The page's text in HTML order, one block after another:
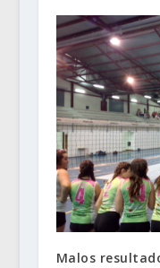
Malos